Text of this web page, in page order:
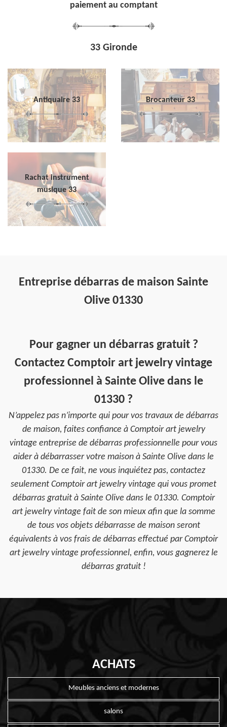
paiement au comptant
33 Gironde
Antiquaire 33 Brocanteur 33
Rachat instrument
musique 33
Entreprise débarras de maison Sainte
Olive 01330
Pour gagner un débarras gratuit ?
Contactez Comptoir art jewelry vintage
professionnel à Sainte Olive dans le
01330 ?
N’appelez pas n’importe qui pour vos travaux de débarras
de maison, faites confiance à Comptoir art jewelry
vintage entreprise de débarras professionnelle pour vous
aider à débarrasser votre maison à Sainte Olive dans le
01330. De ce fait, ne vous inquiétez pas, contactez
seulement Comptoir art jewelry vintage qui vous promet
débarras gratuit à Sainte Olive dans le 01330. Comptoir
art jewelry vintage fait de son mieux afin que la somme
de tous vos objets débarrasse de maison seront
équivalents à vos frais de débarras effectué par Comptoir
art jewelry vintage professionnel, enfin, vous gagnerez le
débarras gratuit !
ACHATS
Meubles anciens et modernes
salons